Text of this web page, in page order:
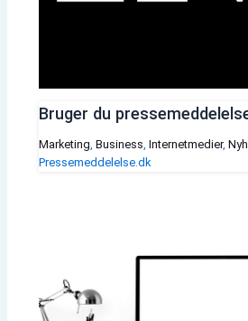
Bruger du
Marketing, Business, Internetmedier,
Pressemeddelelse.dk